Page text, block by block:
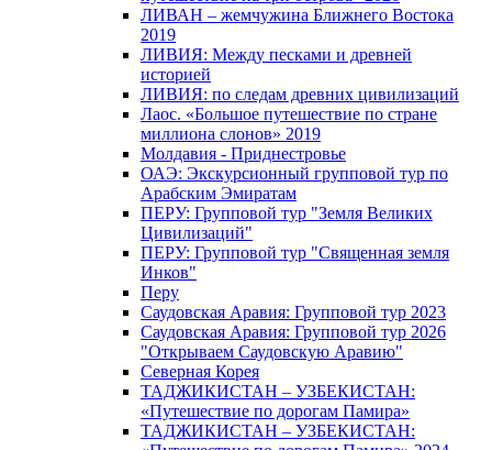
ЛИВАН – жемчужина Ближнего Востока
2019
ЛИВИЯ: Между песками и древней
историей
ЛИВИЯ: по следам древних цивилизаций
Лаос. «Большое путешествие по стране
миллиона слонов» 2019
Молдавия - Приднестровье
ОАЭ: Экскурсионный групповой тур по
Арабским Эмиратам
ПЕРУ: Групповой тур "Земля Великих
Цивилизаций"
ПЕРУ: Групповой тур "Священная земля
Инков"
Перу
Саудовская Аравия: Групповой тур 2023
Саудовская Аравия: Групповой тур 2026
"Открываем Саудовскую Аравию"
Северная Корея
ТАДЖИКИСТАН – УЗБЕКИСТАН:
«Путешествие по дорогам Памира»
ТАДЖИКИСТАН – УЗБЕКИСТАН: